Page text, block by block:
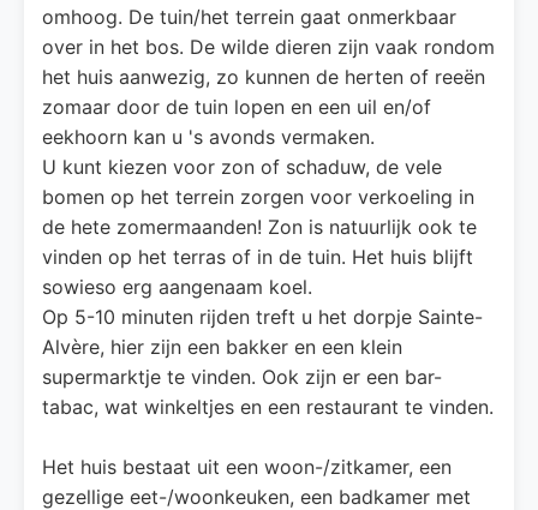
omhoog. De tuin/het terrein gaat onmerkbaar
over in het bos. De wilde dieren zijn vaak rondom
het huis aanwezig, zo kunnen de herten of reeën
zomaar door de tuin lopen en een uil en/of
eekhoorn kan u 's avonds vermaken.
U kunt kiezen voor zon of schaduw, de vele
bomen op het terrein zorgen voor verkoeling in
de hete zomermaanden! Zon is natuurlijk ook te
vinden op het terras of in de tuin. Het huis blijft
sowieso erg aangenaam koel.
Op 5-10 minuten rijden treft u het dorpje Sainte-
Alvère, hier zijn een bakker en een klein
supermarktje te vinden. Ook zijn er een bar-
tabac, wat winkeltjes en een restaurant te vinden.
Het huis bestaat uit een woon-/zitkamer, een
gezellige eet-/woonkeuken, een badkamer met